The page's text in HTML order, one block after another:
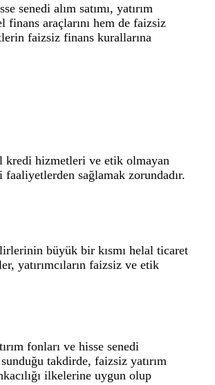
senedi alım satımı, yatırım
araçlarını hem de faizsiz
faizsiz finans kurallarına
kredi hizmetleri ve etik olmayan
sağlamak zorundadır.
büyük bir kısmı helal ticaret
yatırımcıların faizsiz ve etik
fonları ve hisse senedi
takdirde, faizsiz yatırım
ilkelerine uygun olup